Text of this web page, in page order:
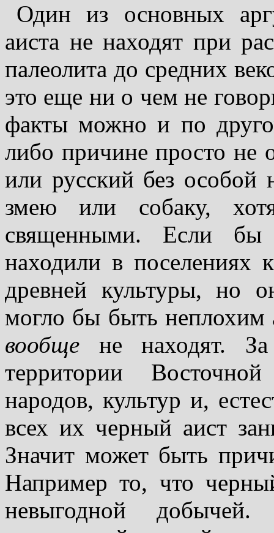
Один из основных
аиста не находят при
палеолита до средних
это еще ни о чем не
факты можно и по
либо причине просто не
или русский без особой
змею или собаку,
священными. Если бы
находили в поселениях
древней культуры, но
могло бы быть неплохим
вообще не находят.
территории
народов, культур и,
всех их черный аист
Значит может быть
Например то, что
невыгодной